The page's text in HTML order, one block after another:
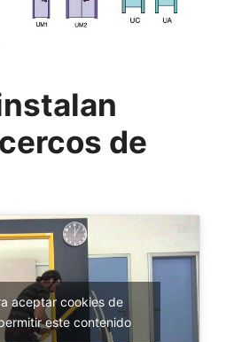
de
aceptar cookies de
este contenido